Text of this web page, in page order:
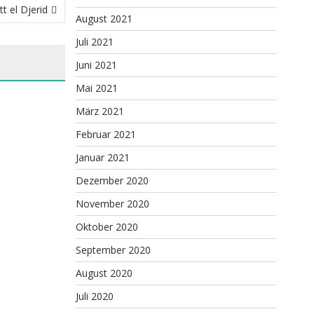
el Djerid
August 2021
Juli 2021
Juni 2021
Mai 2021
März 2021
Februar 2021
Januar 2021
Dezember 2020
November 2020
Oktober 2020
September 2020
August 2020
Juli 2020